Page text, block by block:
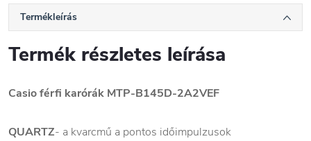
Termékleírás
Termék részletes leírása
Casio férfi karórák MTP-B145D-2A2VEF
QUARTZ- a kvarcmű a pontos időimpulzusok